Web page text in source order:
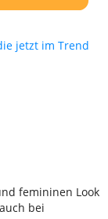
jetzt im Trend
femininen Look
bei